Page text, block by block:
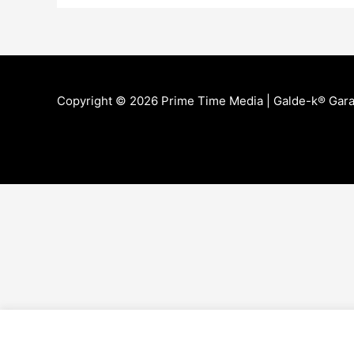
Copyright © 2026 Prime Time Media | Galde-k®